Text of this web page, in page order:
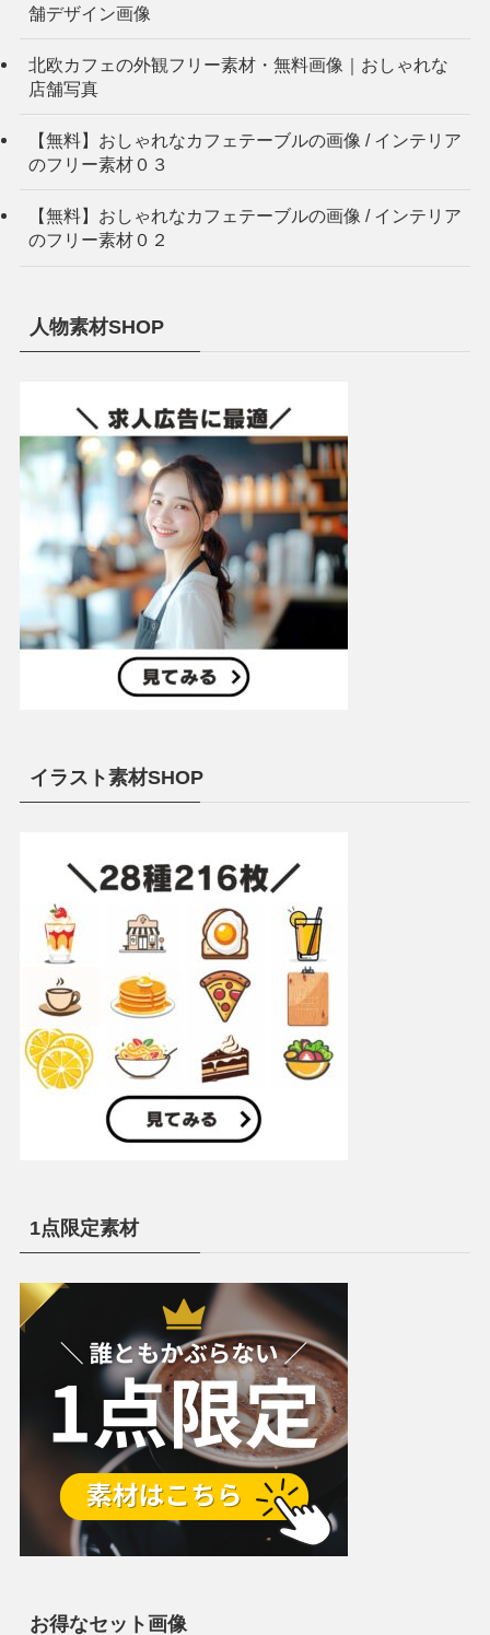
舗デザイン画像
北欧カフェの外観フリー素材・無料画像｜おしゃれな
店舗写真
【無料】おしゃれなカフェテーブルの画像 / インテリア
のフリー素材０３
【無料】おしゃれなカフェテーブルの画像 / インテリア
のフリー素材０２
人物素材SHOP
イラスト素材SHOP
1点限定素材
お得なセット画像